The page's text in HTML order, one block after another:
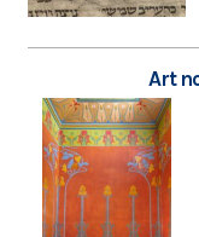
Art